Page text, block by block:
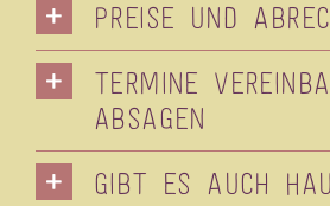
Preise und
Termine
absagen
Gibt es auch